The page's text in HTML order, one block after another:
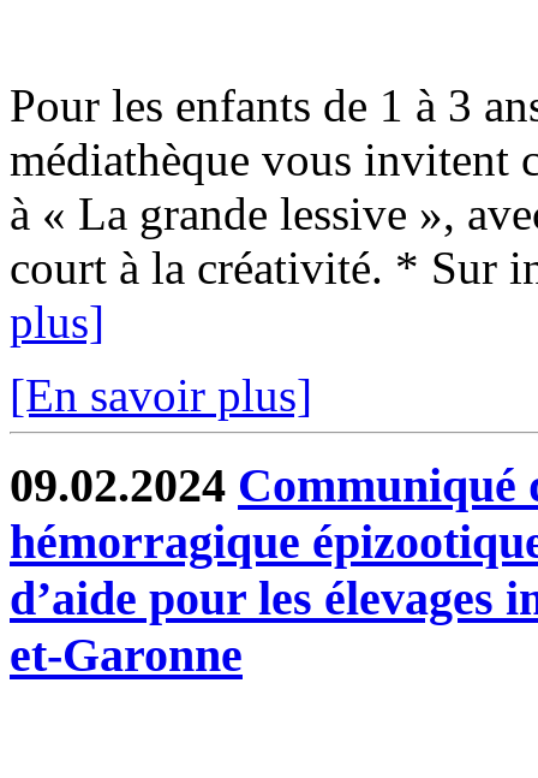
Pour les enfants de 1 à 3
médiathèque vous invitent
à « La grande lessive »,
court à la créativité. * Sur
plus]
[En savoir plus]
09.02.2024 Communiqué
hémorragique
d’aide pour les élevages
et-Garonne